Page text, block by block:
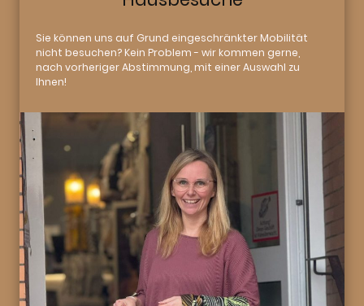
Sie können uns auf Grund eingeschränkter Mobilität
nicht besuchen? Kein Problem - wir kommen gerne,
nach vorheriger Abstimmung, mit einer Auswahl zu
Ihnen!